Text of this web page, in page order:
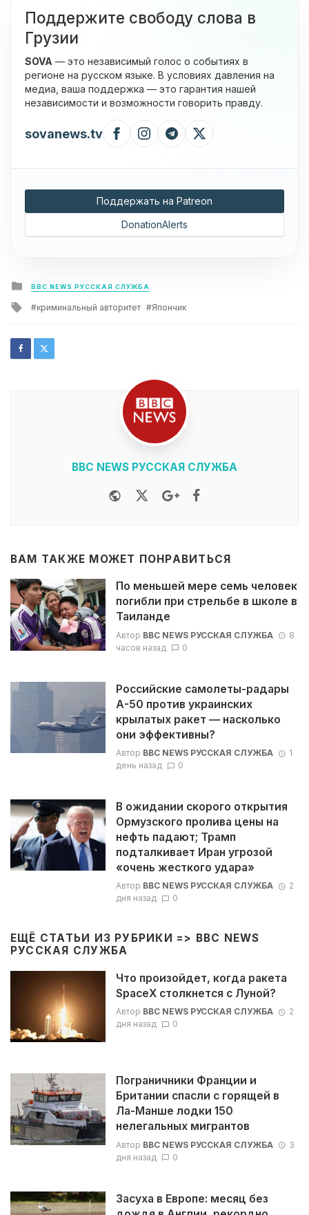
Поддержите свободу слова в
Грузии
SOVA — это независимый голос о событиях в
регионе на русском языке. В условиях давления на
медиа, ваша поддержка — это гарантия нашей
независимости и возможности говорить правду.
sovanews.tv
Поддержать на Patreon
DonationAlerts
Posted
in
BBC NEWS РУССКАЯ СЛУЖБА
Tagged
with
криминальный авторитет Япончик
BBC NEWS РУССКАЯ СЛУЖБА
WebsiteTwitterGoogle+
ВАМ ТАКЖЕ МОЖЕТ ПОНРАВИТЬСЯ
По меньшей мере семь человек
погибли при стрельбе в школе в
Таиланде
Автор BBC NEWS РУССКАЯ СЛУЖБА
8
часов назад
0
Российские самолеты-радары
А-50 против украинских
крылатых ракет — насколько
они эффективны?
Автор BBC NEWS РУССКАЯ СЛУЖБА
1
день назад
0
В ожидании скорого открытия
Ормузского пролива цены на
нефть падают; Трамп
подталкивает Иран угрозой
«очень жесткого удара»
Автор BBC NEWS РУССКАЯ СЛУЖБА
2
дня назад
0
ЕЩЁ СТАТЬИ ИЗ РУБРИКИ => BBC NEWS
РУССКАЯ СЛУЖБА
Что произойдет, когда ракета
SpaceX столкнется с Луной?
Автор BBC NEWS РУССКАЯ СЛУЖБА
2
дня назад
0
Пограничники Франции и
Британии спасли с горящей в
Ла-Манше лодки 150
нелегальных мигрантов
Автор BBC NEWS РУССКАЯ СЛУЖБА
3
дня назад
0
Засуха в Европе: месяц без